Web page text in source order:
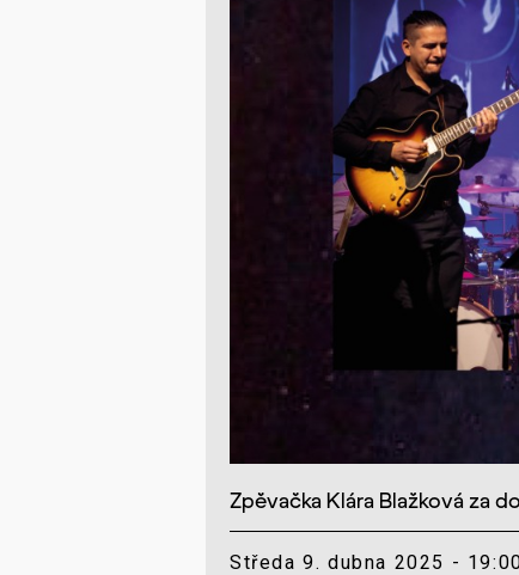
Zpěvačka Klára Blažková za
Středa 9. dubna 2025 -